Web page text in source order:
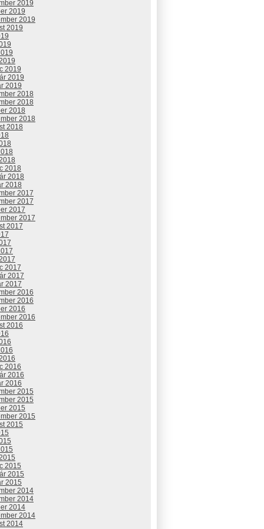
2019
2019
2019
2019
2019
2019
2019
2018
2018
2018
2018
2018
2018
2018
2018
2017
2017
2017
2017
2017
2017
2017
2017
2016
2016
2016
2016
2016
2016
2016
2016
2015
2015
2015
2015
2015
2015
2015
2015
2014
2014
2014
2014
2014